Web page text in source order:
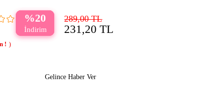
20 289,00 TL
231,20 TL
Gelince Haber Ver